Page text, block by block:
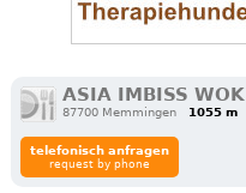
ASIA IMBISS WOK
87700 Memmingen 1055 m
telefonisch anfragen
request by phone